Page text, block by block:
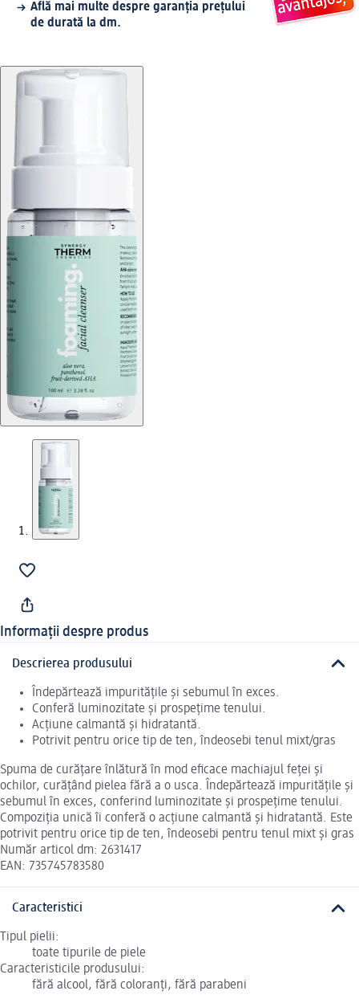
Află mai multe despre garanția prețului
de durată la dm.
Informații despre produs
Descrierea produsului
Îndepărtează impuritățile și sebumul în exces.
Conferă luminozitate și prospețime tenului.
Acțiune calmantă și hidratantă.
Potrivit pentru orice tip de ten, îndeosebi tenul mixt/gras
Spuma de curățare înlătură în mod eficace machiajul feței și
ochilor, curățând pielea fără a o usca. Îndepărtează impuritățile și
sebumul în exces, conferind luminozitate şi prospeţime tenului.
Compoziția unică îi conferă o acțiune calmantă și hidratantă. Este
potrivit pentru orice tip de ten, îndeosebi pentru tenul mixt și gras
Număr articol dm: 2631417
EAN: 735745783580
Caracteristici
Tipul pielii:
toate tipurile de piele
Caracteristicile produsului:
fără alcool, fără coloranți, fără parabeni